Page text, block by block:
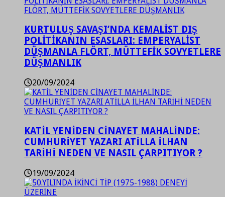
KURTULUŞ SAVAŞI’NDA KEMALİST DIŞ
POLİTİKANIN ESASLARI: EMPERYALİST
DÜŞMANLA FLÖRT, MÜTTEFİK SOVYETLERE
DÜŞMANLIK
20/09/2024
KATİL YENİDEN CİNAYET MAHALİNDE:
CUMHURİYET YAZARI ATİLLA İLHAN
TARİHİ NEDEN VE NASIL ÇARPITIYOR ?
19/09/2024